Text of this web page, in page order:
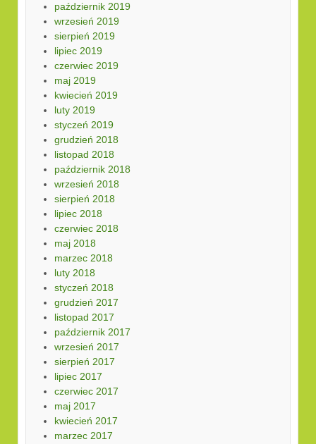
październik 2019
wrzesień 2019
sierpień 2019
lipiec 2019
czerwiec 2019
maj 2019
kwiecień 2019
luty 2019
styczeń 2019
grudzień 2018
listopad 2018
październik 2018
wrzesień 2018
sierpień 2018
lipiec 2018
czerwiec 2018
maj 2018
marzec 2018
luty 2018
styczeń 2018
grudzień 2017
listopad 2017
październik 2017
wrzesień 2017
sierpień 2017
lipiec 2017
czerwiec 2017
maj 2017
kwiecień 2017
marzec 2017